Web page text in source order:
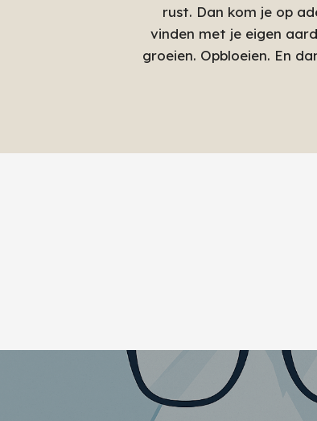
rust. Dan kom je op
vinden met je eigen
groeien. Opbloeien. En